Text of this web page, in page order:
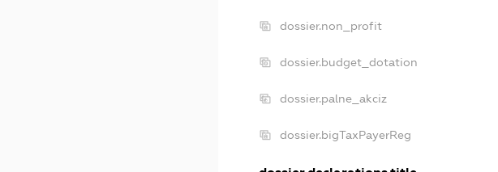
dossier.non_profit
dossier.budget_dotation
dossier.palne_akciz
dossier.bigTaxPayerReg